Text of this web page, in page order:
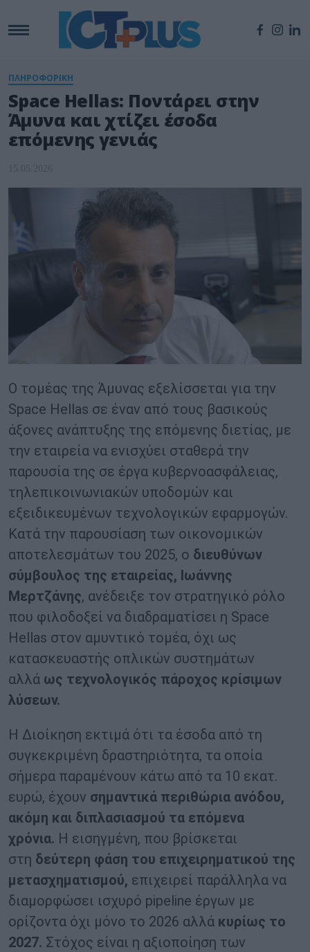
ΠΛΗΡΟΦΟΡΙΚΗ
Space Hellas: Ποντάρει στην
Άμυνα και χτίζει έσοδα
επόμενης γενιάς
15.05.2026
Ο τομέας της Άμυνας εξελίσσεται για την
Space Hellas σε έναν από τους βασικούς
άξονες ανάπτυξης της επόμενης διετίας, με
την εταιρεία να ενισχύει σταθερά την
παρουσία της σε έργα κυβερνοασφάλειας,
τηλεπικοινωνιακών υποδομών και
εξειδικευμένων τεχνολογικών εφαρμογών.
Κατά την παρουσίαση των οικονομικών
αποτελεσμάτων του 2025, ο διευθύνων
σύμβουλος της εταιρείας, Ιωάννης
Μερτζάνης, ανέδειξε τον στρατηγικό ρόλο
που φιλοδοξεί να διαδραματίσει η Space
Hellas στον αμυντικό τομέα, όχι ως
κατασκευαστής οπλικών συστημάτων
αλλά ως τεχνολογικός πάροχος κρίσιμων
λύσεων.
Η Διοίκηση εκτιμά ότι τα έσοδα από τη
συγκεκριμένη δραστηριότητα, τα οποία
σήμερα παραμένουν κάτω από τα 10 εκατ.
ευρώ, έχουν σημαντικά περιθώρια ανόδου,
ακόμη και διπλασιασμού τα επόμενα
χρόνια. Η εισηγμένη, που βρίσκεται
στη δεύτερη φάση του επιχειρηματικού της
μετασχηματισμού, επιχειρεί παράλληλα να
διαμορφώσει ισχυρό pipeline έργων με
ορίζοντα όχι μόνο το 2026 αλλά κυρίως το
2027. Στόχος είναι η αξιοποίηση των